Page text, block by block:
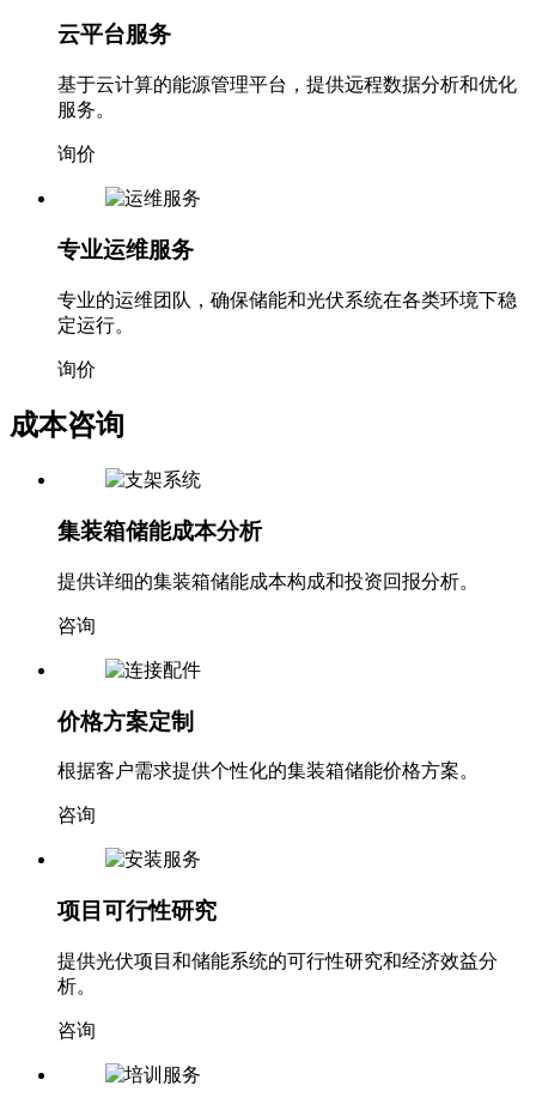
云平台服务
基于云计算的能源管理平台，提供远程数据分析和优化
服务。
询价
专业运维服务
专业的运维团队，确保储能和光伏系统在各类环境下稳
定运行。
询价
成本咨询
集装箱储能成本分析
提供详细的集装箱储能成本构成和投资回报分析。
咨询
价格方案定制
根据客户需求提供个性化的集装箱储能价格方案。
咨询
项目可行性研究
提供光伏项目和储能系统的可行性研究和经济效益分
析。
咨询